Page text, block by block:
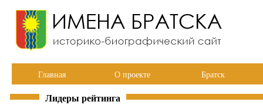
Главная О проекте Братск
Лидеры рейтинга